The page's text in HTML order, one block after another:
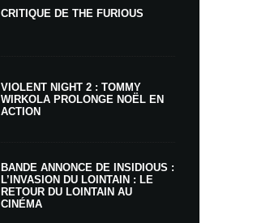
CRITIQUE DE THE FURIOUS
VIOLENT NIGHT 2 : TOMMY
WIRKOLA PROLONGE NOËL EN
ACTION
BANDE ANNONCE DE INSIDIOUS :
L’INVASION DU LOINTAIN : LE
RETOUR DU LOINTAIN AU
CINÉMA